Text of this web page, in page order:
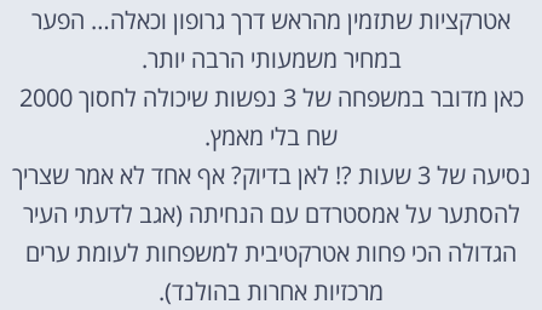
אטרקציות שתזמין מהראש דרך גרופון וכאלה… הפער
במחיר משמעותי הרבה יותר.
כאן מדובר במשפחה של 3 נפשות שיכולה לחסוך 2000
שח בלי מאמץ.
נסיעה של 3 שעות ?! לאן בדיוק? אף אחד לא אמר שצריך
להסתער על אמסטרדם עם הנחיתה (אגב לדעתי העיר
הגדולה הכי פחות אטרקטיבית למשפחות לעומת ערים
מרכזיות אחרות בהולנד).